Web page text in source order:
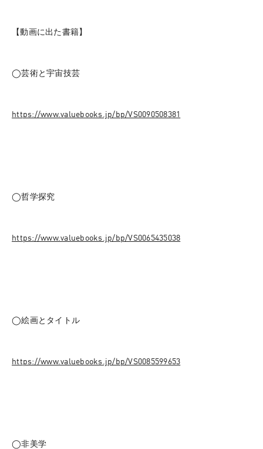
【動画に出た書籍】
◯芸術と宇宙技芸
https://www.valuebooks.jp/bp/VS0090508381
◯哲学探究
https://www.valuebooks.jp/bp/VS0065435038
◯絵画とタイトル
https://www.valuebooks.jp/bp/VS0085599653
◯非美学